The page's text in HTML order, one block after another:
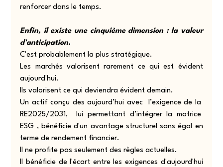
renforcer dans le temps.
Enfin, il existe une cinquième dimension : la valeur
d'anticipation.
C'est probablement la plus stratégique.
Les marchés valorisent rarement ce qui est évident
aujourd'hui.
Ils valorisent ce qui deviendra évident demain.
Un actif conçu des aujourd’hui avec  l’exigence de la
RE2025/2031,  lui permettant d’intégrer la matrice
ESG , bénéficie d'un avantage structurel sans égal en
terme de rendement financier.
Il ne profite pas seulement des règles actuelles.
Il bénéficie de l'écart entre les exigences d'aujourd'hui